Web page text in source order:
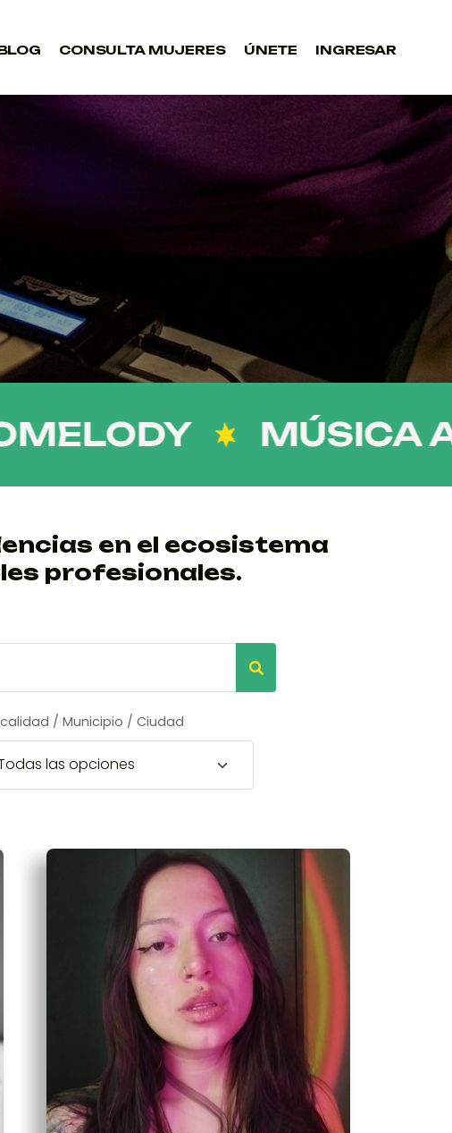
CONSULTA MUJERES
ÚNETE
INGRESAR
MÚSICA
en el ecosistema
profesionales.
/ Municipio / Ciudad